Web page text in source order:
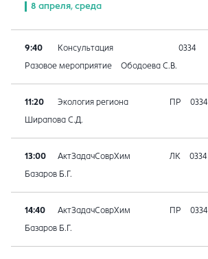
8 апреля, среда
9:40 Консультация 0334
Разовое мероприятие Ободоева С.В.
11:20 Экология региона ПР 0334
Ширапова С.Д.
13:00 АктЗадачСоврХим ЛК 0334
Базаров Б.Г.
14:40 АктЗадачСоврХим ПР 0334
Базаров Б.Г.